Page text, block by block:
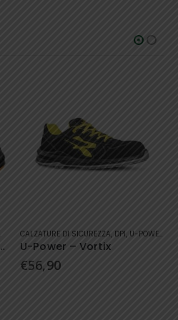
BASE,CALZATURE DI SICUREZZA,DPI
Base – K-Jump
€115,90